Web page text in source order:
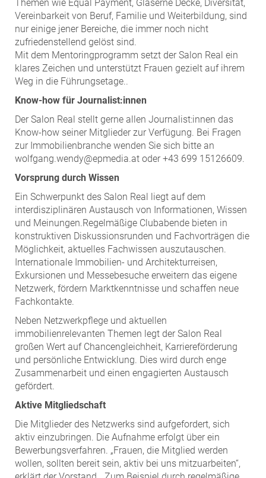
Themen wie Equal Payment, Gläserne Decke, Diversität,
Vereinbarkeit von Beruf, Familie und Weiterbildung, sind
nur einige jener Bereiche, die immer noch nicht
zufriedenstellend gelöst sind.
Mit dem Mentoringprogramm setzt der Salon Real ein
klares Zeichen und unterstützt Frauen gezielt auf ihrem
Weg in die Führungsetage..
Know-how für Journalist:innen
Der Salon Real stellt gerne allen Journalist:innen das
Know-how seiner Mitglieder zur Verfügung. Bei Fragen
zur Immobilienbranche wenden Sie sich bitte an
wolfgang.wendy@epmedia.at oder +43 699 15126609.
Vorsprung durch Wissen
Ein Schwerpunkt des Salon Real liegt auf dem
interdisziplinären Austausch von Informationen, Wissen
und Meinungen.Regelmäßige Clubabende bieten in
konstruktiven Diskussionsrunden und Fachvorträgen die
Möglichkeit, aktuelles Fachwissen auszutauschen.
Internationale Immobilien- und Architekturreisen,
Exkursionen und Messebesuche erweitern das eigene
Netzwerk, fördern Marktkenntnisse und schaffen neue
Fachkontakte.
Neben Netzwerkpflege und aktuellen
immobilienrelevanten Themen legt der Salon Real
großen Wert auf Chancengleichheit, Karriereförderung
und persönliche Entwicklung. Dies wird durch enge
Zusammenarbeit und einen engagierten Austausch
gefördert.
Aktive Mitgliedschaft
Die Mitglieder des Netzwerks sind aufgefordert, sich
aktiv einzubringen. Die Aufnahme erfolgt über ein
Bewerbungsverfahren. „Frauen, die Mitglied werden
wollen, sollten bereit sein, aktiv bei uns mitzuarbeiten“,